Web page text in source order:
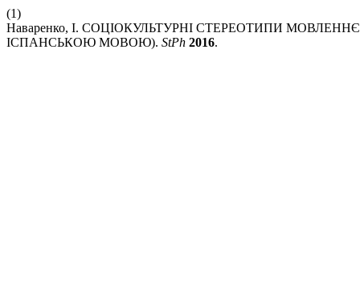
(1)
Наваренко, І. СОЦІОКУЛЬТУРНІ СТЕРЕОТИПИ
ІСПАНСЬКОЮ МОВОЮ). StPh 2016.